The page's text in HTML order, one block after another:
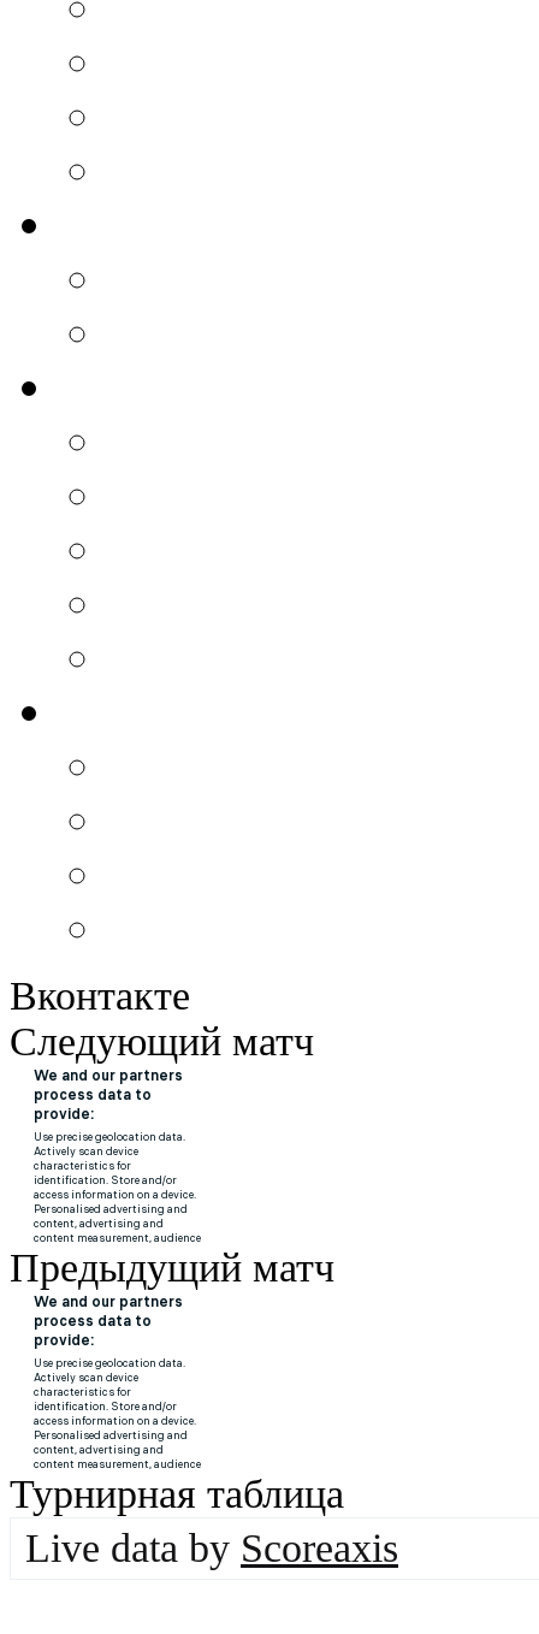
Вконтакте
Следующий матч
Предыдущий матч
Турнирная таблица
Live data by Scoreaxis